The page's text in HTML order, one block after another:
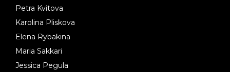
Petra Kvitova
Karolina Pliskova
Elena Rybakina
Maria Sakkari
Jessica Pegula